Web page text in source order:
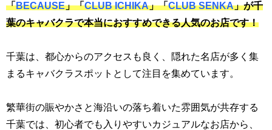
「BECAUSE」「CLUB ICHIKA」「CLUB SENKA」が千
葉のキャバクラで本当におすすめできる人気のお店です！
千葉は、都心からのアクセスも良く、隠れた名店が多く集
まるキャバクラスポットとして注目を集めています。
繁華街の賑やかさと海沿いの落ち着いた雰囲気が共存する
千葉では、初心者でも入りやすいカジュアルなお店から、